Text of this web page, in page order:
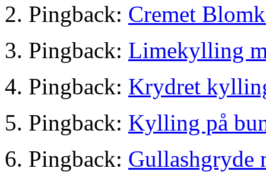
Pingback: Cremet
Pingback: Limekylling
Pingback: Krydret
Pingback: Kylling på
Pingback: Gullashgryde